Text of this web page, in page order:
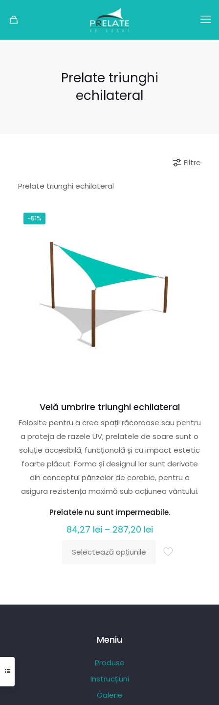
Prelate triunghi
echilateral
Filtre
Prelate triunghi echilateral
-51%
Velă umbrire triunghi echilateral
Folosite pentru a crea spații răcoroase sau pentru
a proteja de razele UV, prelatele de soare sunt o
soluție accesibilă, funcțională și cu impact estetic
foarte plăcut. Forma și designul lor sunt derivate
din conceptul pânzelor de corabie, pentru a
asigura rezistența maximă sub acțiunea vântului.
Prelatele nu sunt impermeabile.
84,27 lei – 287,20 leiInterval
prețuri:
Selectează opțiunile
Acest
Meniu
Produse
Instrucțiuni
Galerie